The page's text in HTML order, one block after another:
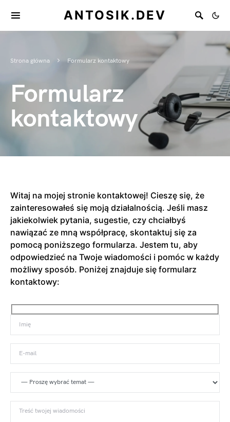
ANTOSIK.DEV
Strona główna Formularz kontaktowy
Formularz
kontaktowy
Witaj na mojej stronie kontaktowej! Cieszę się, że
zainteresowałeś się moją działalnością. Jeśli masz
jakiekolwiek pytania, sugestie, czy chciałbyś
nawiązać ze mną współpracę, skontaktuj się za
pomocą poniższego formularza. Jestem tu, aby
odpowiedzieć na Twoje wiadomości i pomóc w każdy
możliwy sposób. Poniżej znajduje się formularz
kontaktowy: